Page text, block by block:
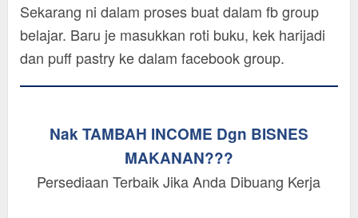
Sekarang ni dalam proses buat dalam fb group
belajar. Baru je masukkan roti buku, kek harijadi
dan puff pastry ke dalam facebook group.
Nak TAMBAH INCOME Dgn BISNES
MAKANAN???
Persediaan Terbaik Jika Anda Dibuang Kerja